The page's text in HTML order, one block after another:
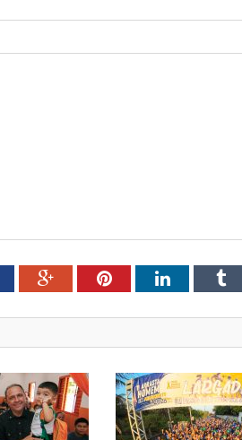
Google+PinterestLinkedIn